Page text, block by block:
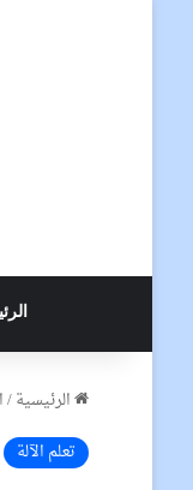
الرئيسية/
تعلم الآلة